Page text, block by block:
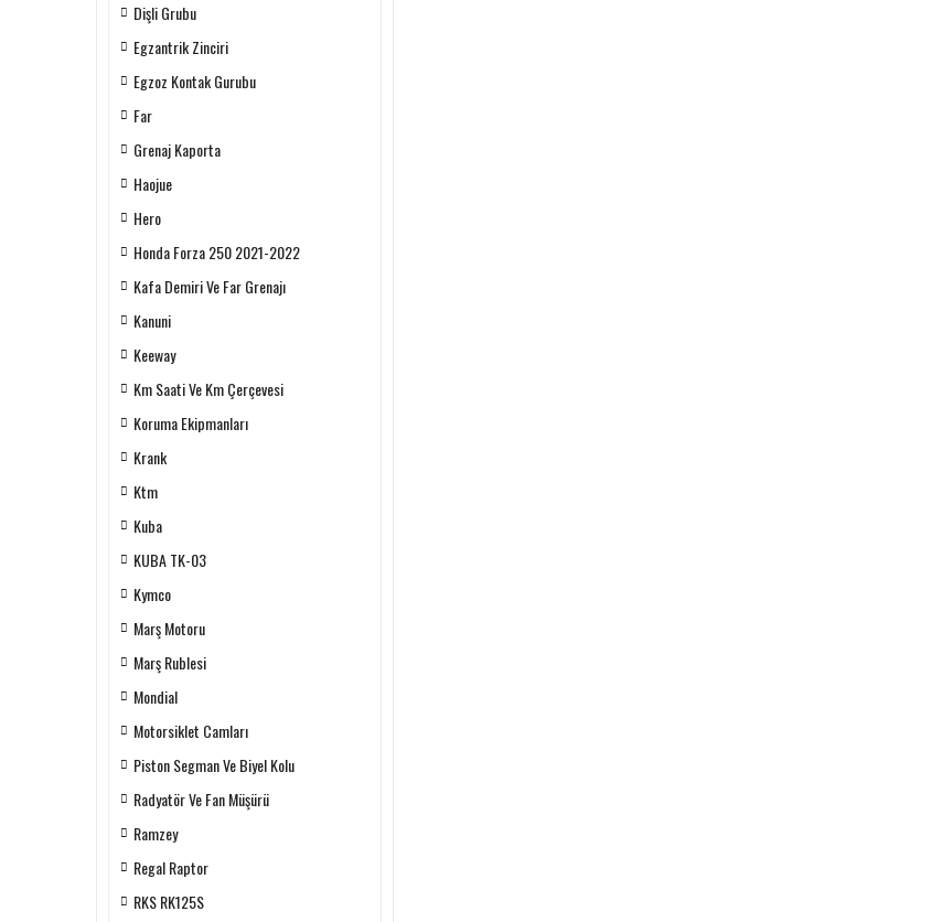
Dişli Grubu
Egzantrik Zinciri
Egzoz Kontak Gurubu
Far
Grenaj Kaporta
Haojue
Hero
Honda Forza 250 2021-2022
Kafa Demiri Ve Far Grenajı
Kanuni
Keeway
Km Saati Ve Km Çerçevesi
Koruma Ekipmanları
Krank
Ktm
Kuba
KUBA TK-03
Kymco
Marş Motoru
Marş Rublesi
Mondial
Motorsiklet Camları
Piston Segman Ve Biyel Kolu
Radyatör Ve Fan Müşürü
Ramzey
Regal Raptor
RKS RK125S